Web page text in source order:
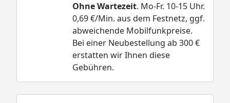
Ohne Wartezeit. Mo-Fr. 10-15 Uhr.
0,69 €/Min. aus dem Festnetz, ggf.
abweichende Mobilfunkpreise.
Bei einer Neubestellung ab 300 €
erstatten wir Ihnen diese
Gebühren.